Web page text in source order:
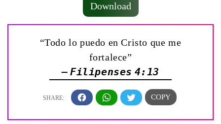
Download
“Todo lo puedo en Cristo que me
fortalece”
— Filipenses 4:13